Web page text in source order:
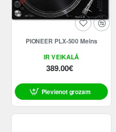
IR VEIKALĀ
PIONEER PLX-500 Melns
389.00€
Pievienot grozam